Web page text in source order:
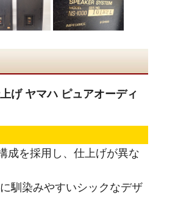
げ ヤマハ ピュアオーディ
成を採用し、仕上げが異な
馴染みやすいシックなデザ